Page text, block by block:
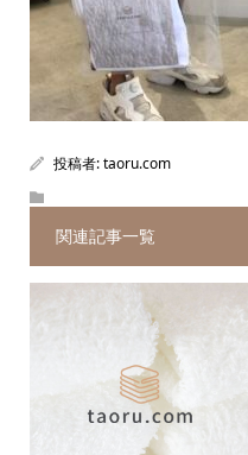
投稿者:taoru.com
関連記事一覧